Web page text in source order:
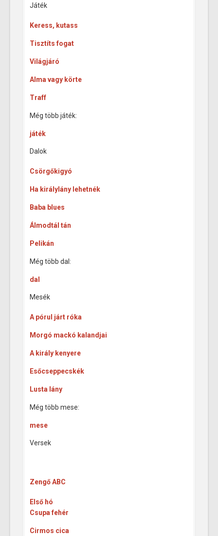
Játék
Keress, kutass
Tisztíts fogat
Világjáró
Alma vagy körte
Traff
Még több játék:
játék
Dalok
Csörgőkigyó
Ha királylány lehetnék
Baba blues
Álmodtál tán
Pelikán
Még több dal:
dal
Mesék
A pórul járt róka
Morgó mackó kalandjai
A király kenyere
Esőcseppecskék
Lusta lány
Még több mese:
mese
Versek
Zengő ABC
Első hó
Csupa fehér
Cirmos cica